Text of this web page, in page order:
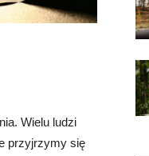
Wielu ludzi
przyjrzymy się